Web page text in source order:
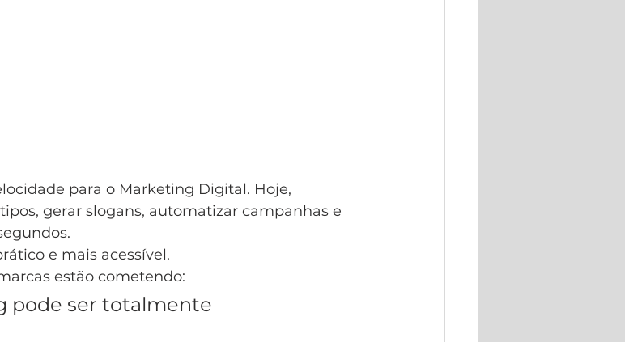
para o Marketing Digital. Hoje,
gerar slogans, automatizar campanhas e
e mais acessível.
estão cometendo:
pode ser totalmente